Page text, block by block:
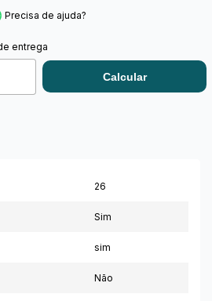
Precisa de ajuda?
entrega
Calcular
26
Sim
sim
Não